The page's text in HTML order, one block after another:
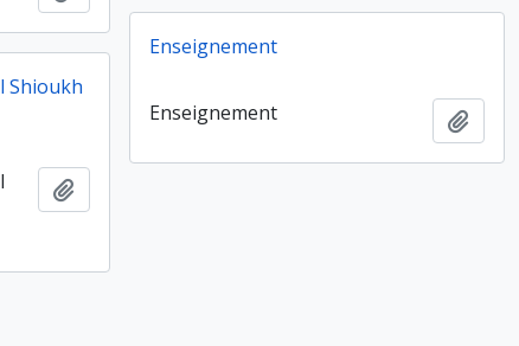
Enseignement
Enseignement
Shioukh
Ajouter au presse-papier